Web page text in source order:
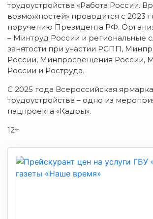
трудоустройства «Работа России.
возможностей» проводится с 2023
поручению Президента РФ.
– Минтруд России и региональные
занятости при участии РСПП,
России, Минпросвещения России,
России и Роструда.
С 2025 года Всероссийская ярмарка
трудоустройства – одно из
нацпроекта «Кадры».
12+